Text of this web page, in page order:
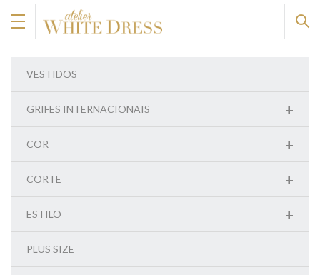
VESTIDOS
+
GRIFES INTERNACIONAIS
+
COR
+
CORTE
+
ESTILO
PLUS SIZE